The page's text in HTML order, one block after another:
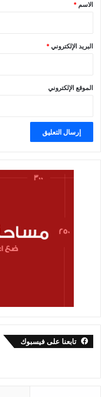
*
الاسم *
البريد الإلكتروني*
الموقع الإلكتروني
تابعنا على فيسبوك